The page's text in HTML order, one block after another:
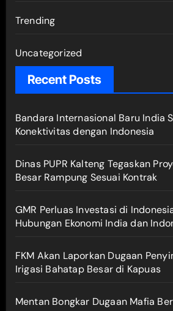
Trending
Uncategorized
Recent Posts
Bandara Internasional Baru India
Konektivitas dengan Indonesia
Dinas PUPR Kalteng Tegaskan
Besar Rampung Sesuai Kontrak
GMR Perluas Investasi di
Hubungan Ekonomi India dan
FKM Akan Laporkan Dugaan
Irigasi Bahatap Besar di Kapuas
Mentan Bongkar Dugaan Mafia